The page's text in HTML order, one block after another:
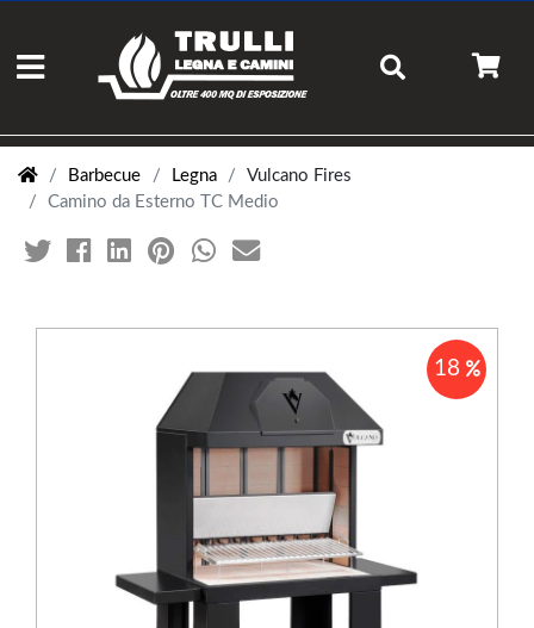
Barbecue Legna
Vulcano Fires
Camino da Esterno TC Medio
18